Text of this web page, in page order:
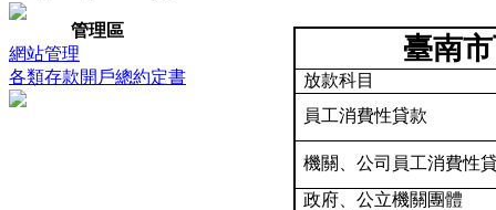
管理區
網站管理
各類存款開戶總約定書
臺南
放款科目
員工消費性貸款
機關、公司員工消費性
政府、公立機關團體